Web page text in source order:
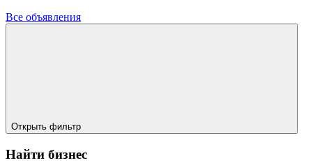
Все объявления
Открыть фильтр
Найти бизнес